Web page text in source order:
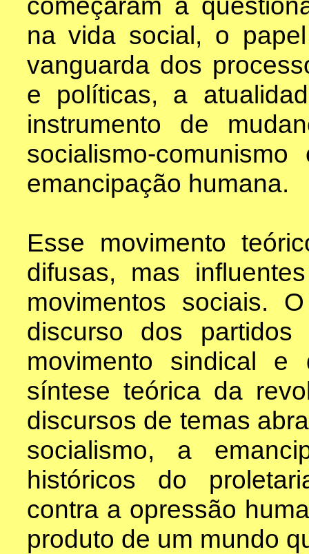
na vida social, o
vanguarda dos
e políticas, a
instrumento de
socialismo-
emancipação humana.
Esse movimento
difusas, mas
movimentos sociais.
discurso dos partidos
movimento sindical e
síntese teórica da
discursos de temas
socialismo, a
históricos do
contra a opressão
produto de um mundo